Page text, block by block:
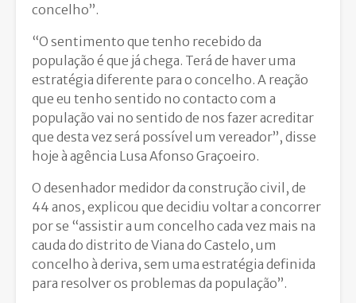
concelho”.
“O sentimento que tenho recebido da
população é que já chega. Terá de haver uma
estratégia diferente para o concelho. A reação
que eu tenho sentido no contacto com a
população vai no sentido de nos fazer acreditar
que desta vez será possível um vereador”, disse
hoje à agência Lusa Afonso Graçoeiro.
O desenhador medidor da construção civil, de
44 anos, explicou que decidiu voltar a concorrer
por se “assistir a um concelho cada vez mais na
cauda do distrito de Viana do Castelo, um
concelho à deriva, sem uma estratégia definida
para resolver os problemas da população”.